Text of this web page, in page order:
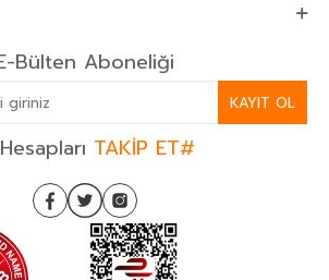
Bülten Aboneliği
KAYIT OL
TAKİP ET#